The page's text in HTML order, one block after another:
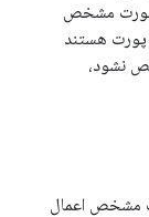
پورت مشخص
پورت هستند
نشود،
مشخص اعمال